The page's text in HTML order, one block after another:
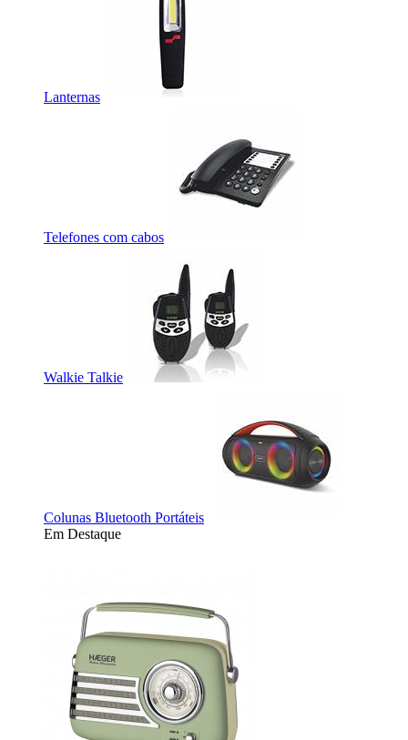
Lanternas
Telefones com cabos
Walkie Talkie
Colunas Bluetooth Portáteis
Em Destaque